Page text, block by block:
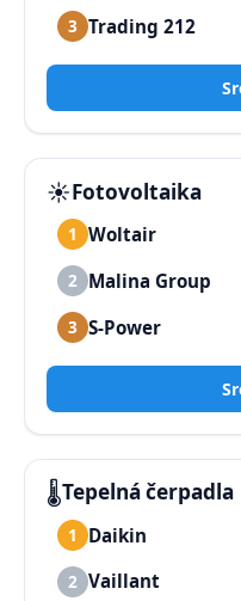
3 Trading 212
☀️Fotovoltaika
1 Woltair
2 Malina Group
3 S-Power
🌡️Tepelná čerpadla
1 Daikin
2 Vaillant